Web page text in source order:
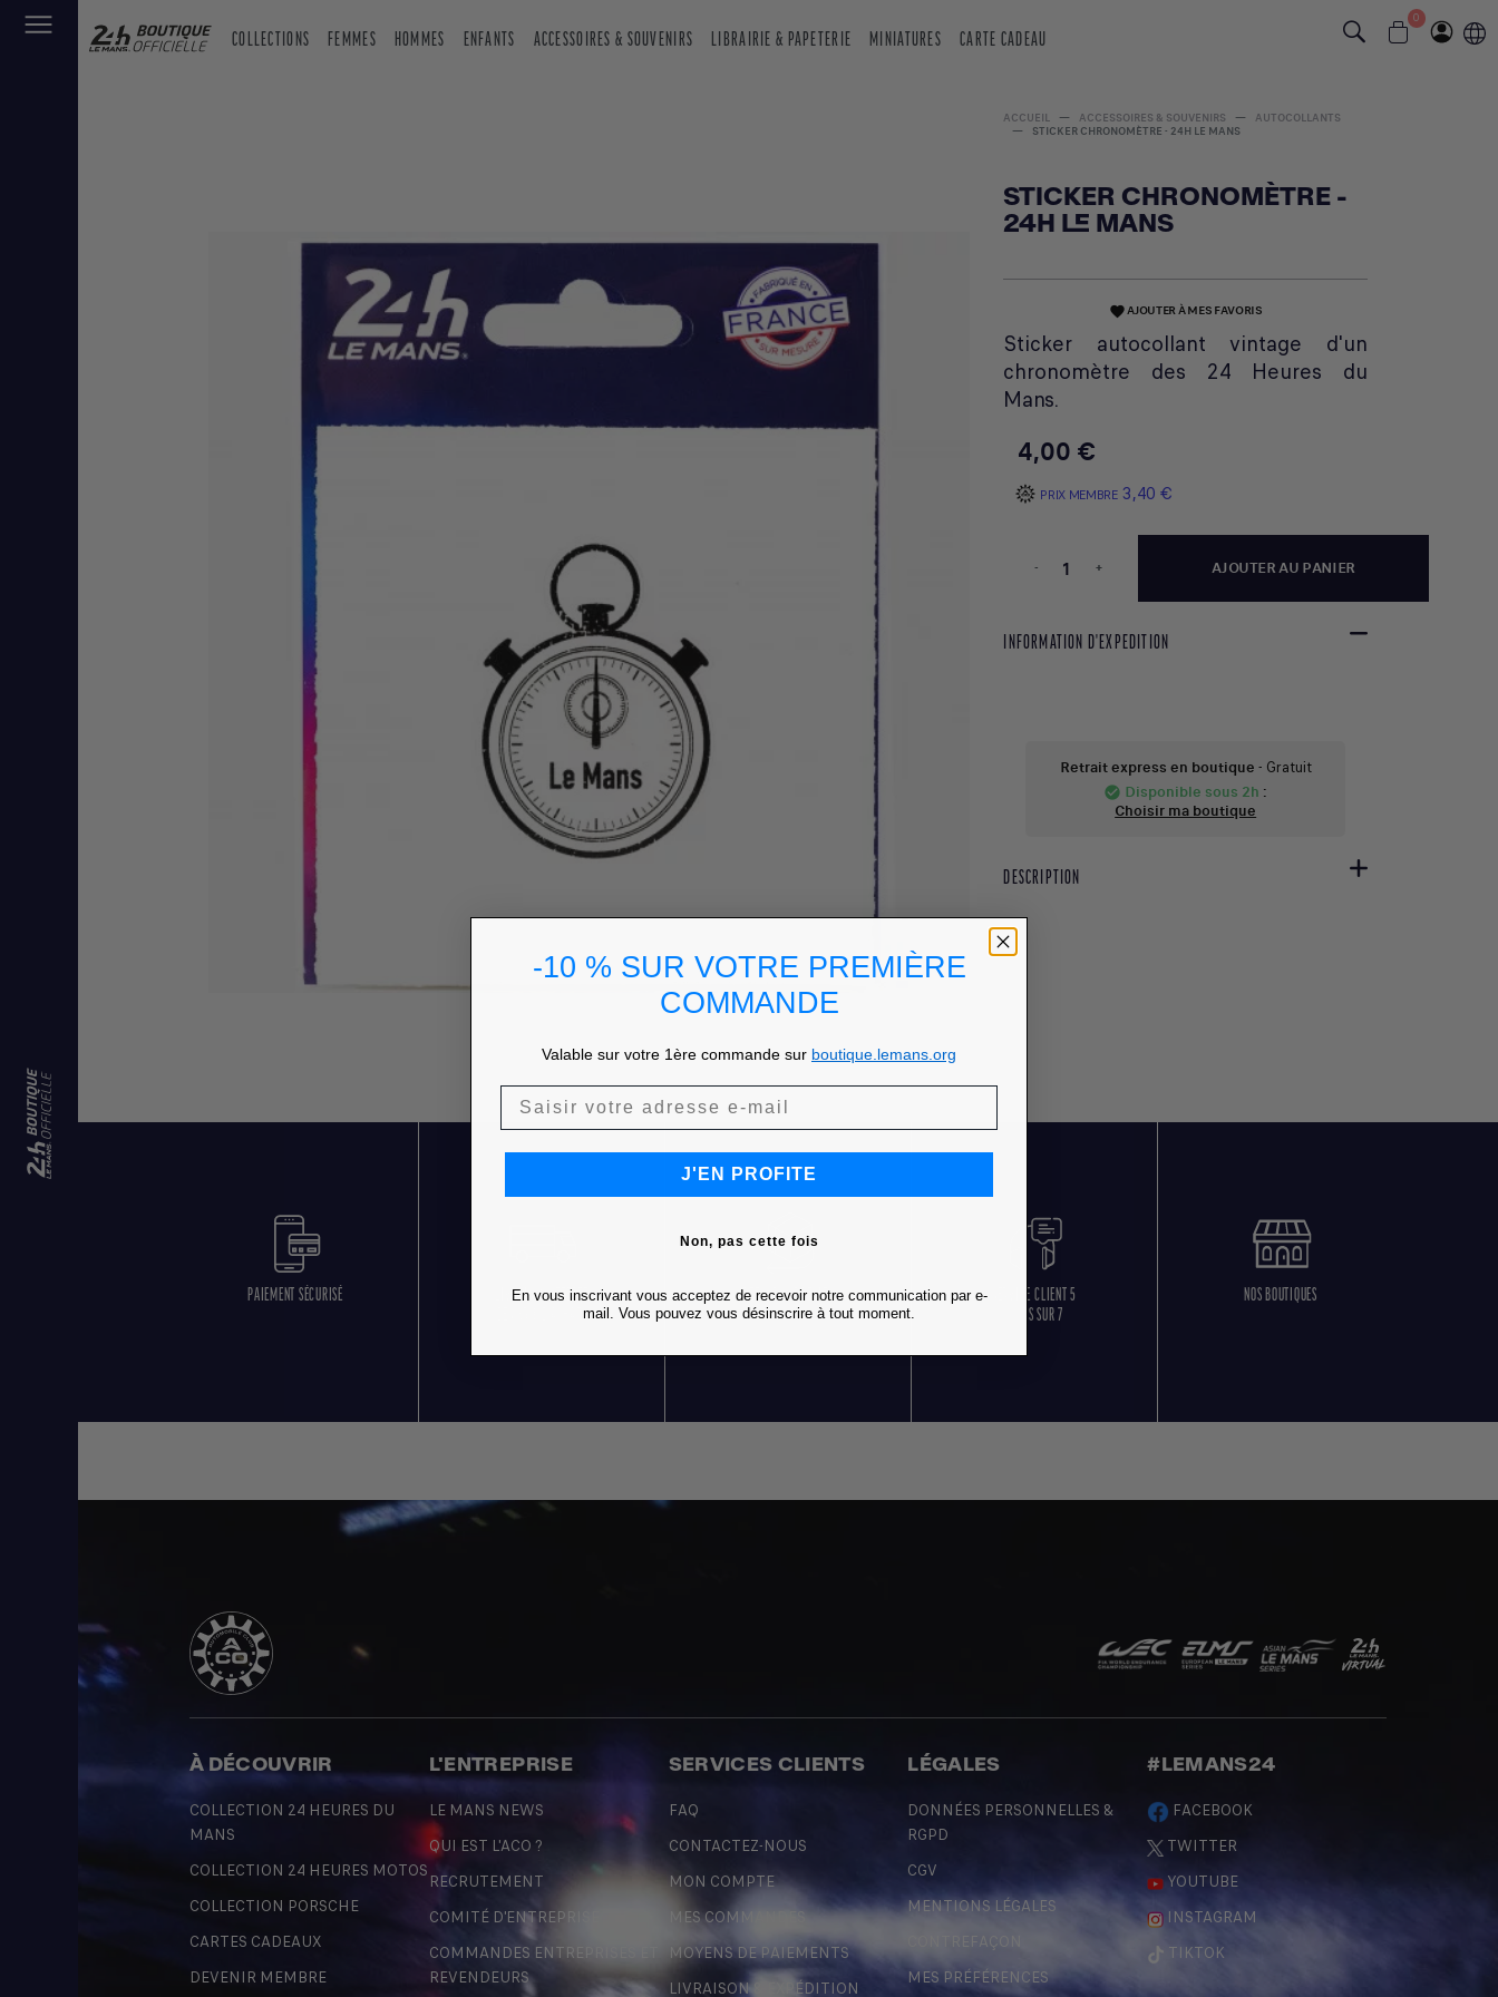
COLLECTIONS FEMMES HOMMES ENFANTS ACCESSOIRES & SOUVENIRS LIBRAIRIE & PAPETERIE MINIATURES CARTE CADEAU
0
ACCUEIL ACCESSOIRES & SOUVENIRS
AUTOCOLLANTS
STICKER CHRONOMÈTRE - 24H LE MANS
STICKER CHRONOMÈTRE -
24H LE MANS
favoriteAJOUTER À MES FAVORIS
Sticker autocollant vintage d'un
chronomètre des 24 Heures du
Mans.
4,00 €
PRIX MEMBRE 3,40 €
- + AJOUTER AU PANIER
INFORMATION D'EXPEDITION
Retrait express en boutique - Gratuit
check_circle Disponible sous 2h :
Choisir ma boutique
DESCRIPTION
PAIEMENT SÉCURISÉ
LIVRAISON OFFERTE
DÈS 85 € D'ACHATS
RETOURS GRATUITS
SERVICE CLIENT 5
JOURS SUR 7
NOS BOUTIQUES
À DÉCOUVRIR
COLLECTION 24 HEURES DU
MANS
COLLECTION 24 HEURES MOTOS
COLLECTION PORSCHE
CARTES CADEAUX
DEVENIR MEMBRE
L'ENTREPRISE
LE MANS NEWS
QUI EST L'ACO ?
RECRUTEMENT
COMITÉ D'ENTREPRISE
COMMANDES ENTREPRISES ET
REVENDEURS
SERVICES CLIENTS
FAQ
CONTACTEZ-NOUS
MON COMPTE
MES COMMANDES
MOYENS DE PAIEMENTS
LIVRAISON & EXPÉDITION
LÉGALES
DONNÉES PERSONNELLES &
RGPD
CGV
MENTIONS LÉGALES
CONTREFAÇON
MES PRÉFÉRENCES
#LEMANS24
FACEBOOK
TWITTER
YOUTUBE
INSTAGRAM
TIKTOK
-10 % SUR VOTRE PREMIÈRE
COMMANDE
Valable sur votre 1ère commande sur boutique.lemans.org
J'EN PROFITE
Non, pas cette fois
En vous inscrivant vous acceptez de recevoir notre communication par e-
mail. Vous pouvez vous désinscrire à tout moment.